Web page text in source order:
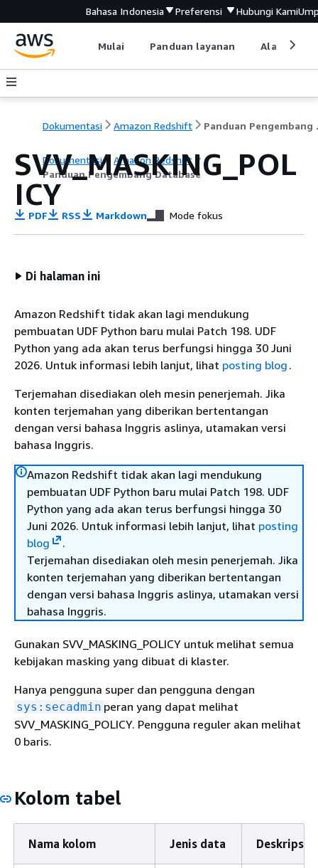
Bahasa Indonesia Preferensi Hubungi Kami
Mulai Panduan layanan Alat
Dokumentasi Amazon Redshift
Dokumentasi
Amazon Redshift
Panduan Pengembang Database
SVV_MASKING_POL
ICY
PDF RSS Markdown Mode fokus
Di halaman ini
Amazon Redshift tidak akan lagi mendukung
pembuatan UDF Python baru mulai Patch 198. UDF
Python yang ada akan terus berfungsi hingga 30 Juni
2026. Untuk informasi lebih lanjut, lihat posting blog .
Terjemahan disediakan oleh mesin penerjemah. Jika
konten terjemahan yang diberikan bertentangan
dengan versi bahasa Inggris aslinya, utamakan versi
bahasa Inggris.
Amazon Redshift tidak akan lagi mendukung
pembuatan UDF Python baru mulai Patch 198. UDF
Python yang ada akan terus berfungsi hingga 30
Juni 2026. Untuk informasi lebih lanjut, lihat posting
blog
.
Terjemahan disediakan oleh mesin penerjemah. Jika
konten terjemahan yang diberikan bertentangan
dengan versi bahasa Inggris aslinya, utamakan versi
bahasa Inggris.
Gunakan SVV_MASKING_POLICY untuk melihat semua
kebijakan masking yang dibuat di klaster.
Hanya pengguna super dan pengguna dengan
sys:secadmin peran yang dapat melihat
SVV_MASKING_POLICY. Pengguna reguler akan melihat
0 baris.
Kolom tabel
Nama kolom Jenis data Deskripsi